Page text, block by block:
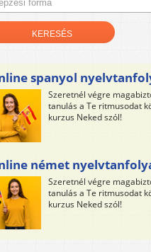
spanyol
Szeretnél végre
tanulás a Te ritmusodat
kurzus Neked szól!
német
Szeretnél végre
tanulás a Te ritmusodat
kurzus Neked szól!